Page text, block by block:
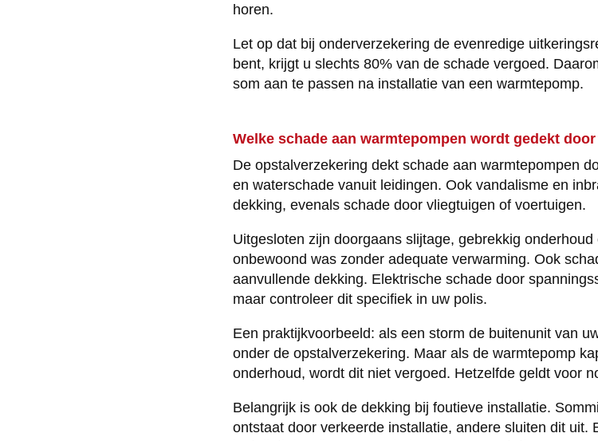
horen.
Let op dat bij onderverzekering de evenredige
bent, krijgt u slechts 80% van de schade vergoed.
som aan te passen na installatie van een warmtepomp.
Welke schade aan warmtepompen wordt gedekt
De opstalverzekering dekt schade aan warmtepompen
en waterschade vanuit leidingen. Ook vandalisme en
dekking, evenals schade door vliegtuigen of voertuigen.
Uitgesloten zijn doorgaans slijtage, gebrekkig
onbewoond was zonder adequate verwarming. Ook
aanvullende dekking. Elektrische schade door
maar controleer dit specifiek in uw polis.
Een praktijkvoorbeeld: als een storm de buitenunit van
onder de opstalverzekering. Maar als de warmtepomp
onderhoud, wordt dit niet vergoed. Hetzelfde geldt voor
Belangrijk is ook de dekking bij foutieve installatie.
ontstaat door verkeerde installatie, andere sluiten dit uit.